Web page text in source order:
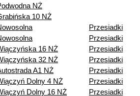
NŻ
10 NŻ
Przesiadki
Przesiadki
16 NŻ
Przesiadki
32 NŻ
Przesiadki
A1 NŻ
Przesiadki
Dolny 4 NŻ
Przesiadki
Dolny 16 NŻ Przesiadki